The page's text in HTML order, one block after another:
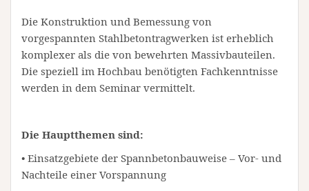
Die Konstruktion und Bemessung von
vorgespannten Stahlbetontragwerken ist erheblich
komplexer als die von bewehrten Massivbauteilen.
Die speziell im Hochbau benötigten Fachkenntnisse
werden in dem Seminar vermittelt.
Die Hauptthemen sind:
• Einsatzgebiete der Spannbetonbauweise – Vor- und
Nachteile einer Vorspannung